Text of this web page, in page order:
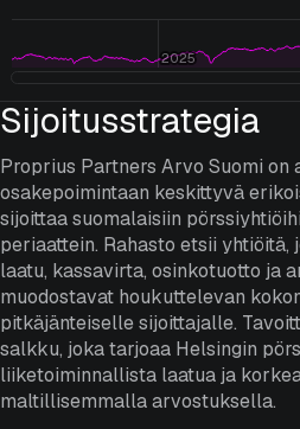
2025
2025
Sijoitusstrategia
Proprius Partners Arvo Suomi on
osakepoimintaan keskittyvä
sijoittaa suomalaisiin
periaattein. Rahasto etsii yhtiöitä,
laatu, kassavirta, osinkotuotto ja
muodostavat houkuttelevan
pitkäjänteiselle sijoittajalle.
salkku, joka tarjoaa Helsingin
liiketoiminnallista laatua ja
maltillisemmalla arvostuksella.